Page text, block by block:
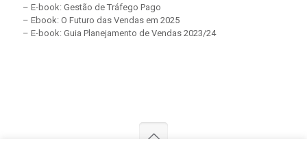
– E-book: Gestão de Tráfego Pago
– Ebook: O Futuro das Vendas em 2025
– E-book: Guia Planejamento de Vendas 2023/24